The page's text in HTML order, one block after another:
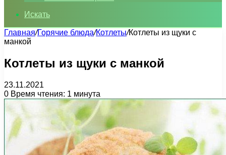
Искать
Главная/Горячие блюда/Котлеты/Котлеты из щуки с
манкой
Котлеты из щуки с манкой
23.11.2021
0 Время чтения: 1 минута